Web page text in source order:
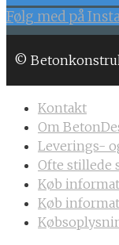
Følg med på
©
Kontakt
Om
Leverings-
Ofte stillede
Køb
Køb